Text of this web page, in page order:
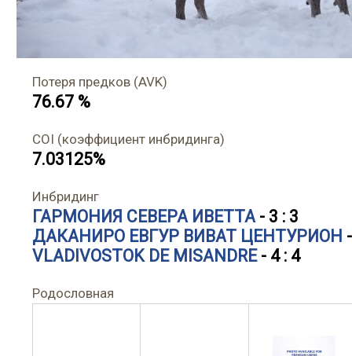
Потеря предков (AVK)
76.67 %
COI (коэффициент инбридинга)
7.03125%
Инбридинг
ГАРМОНИЯ СЕВЕРА ИВЕТТА- 3 : 3
ДАКАНИРО ЕВГУР ВИВАТ ЦЕНТУРИОН
VLADIVOSTOK DE MISANDRE- 4 : 4
Родословная